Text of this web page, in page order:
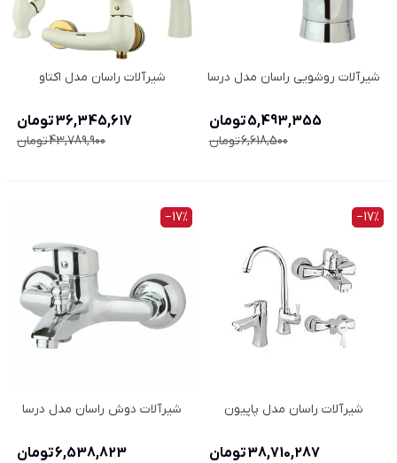
شیرآلات روشویی راسان مدل درسا
5,493,355 تومان
6,618,500 تومان
شیرآلات راسان مدل اکتاو
36,345,617 تومان
43,789,900 تومان
‎−17%
شیرآلات راسان مدل پاپیون
38,710,287 تومان
‎−17%
شیرآلات دوش راسان مدل درسا
6,538,823 تومان